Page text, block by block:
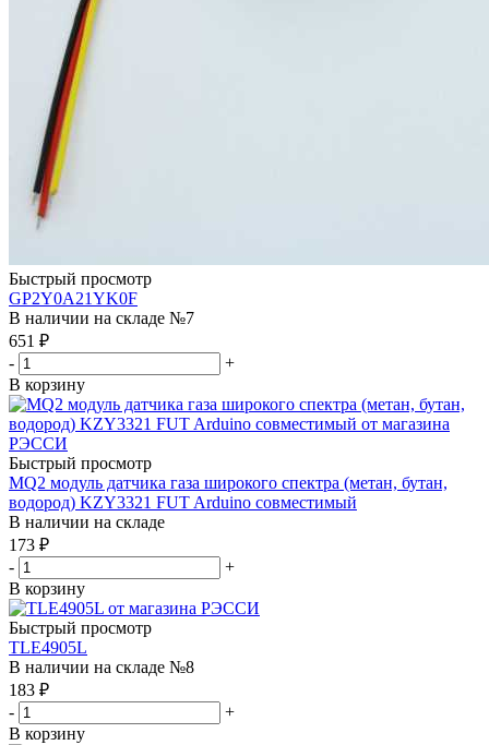
Быстрый просмотр
GP2Y0A21YK0F
В наличии на складе №7
651 ₽
-
+
В корзину
Быстрый просмотр
MQ2 модуль датчика газа широкого спектра (метан, бутан,
водород) KZY3321 FUT Arduino совместимый
В наличии на складе
173 ₽
-
+
В корзину
Быстрый просмотр
TLE4905L
В наличии на складе №8
183 ₽
-
+
В корзину